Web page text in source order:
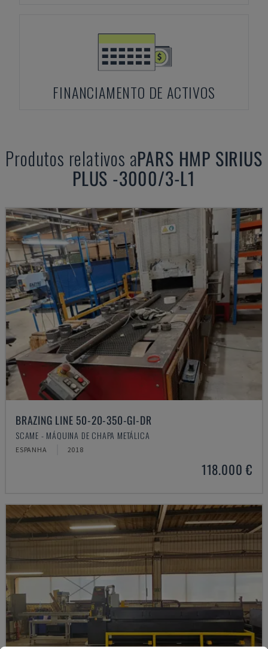
FINANCIAMENTO DE ACTIVOS
Produtos relativos aPARS HMP SIRIUS
PLUS -3000/3-L1
BRAZING LINE 50-20-350-GI-DR
SCAME - MÁQUINA DE CHAPA METÁLICA
ESPANHA 2018
118.000 €